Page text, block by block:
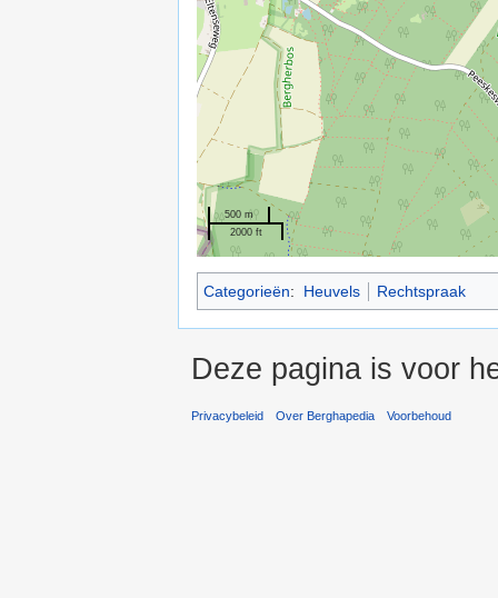
500 m
2000 ft
Categorieën: Heuvels Rechtspraak
Deze pagina is voor
Privacybeleid Over Berghapedia Voorbehoud